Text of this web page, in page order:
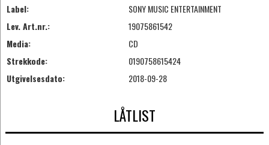
Label:
SONY MUSIC ENTERTAINMENT
Lev. Art.nr.:
19075861542
Media:
CD
Strekkode:
0190758615424
Utgivelsesdato:
2018-09-28
LÅTLIST